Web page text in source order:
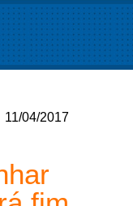
04/2017